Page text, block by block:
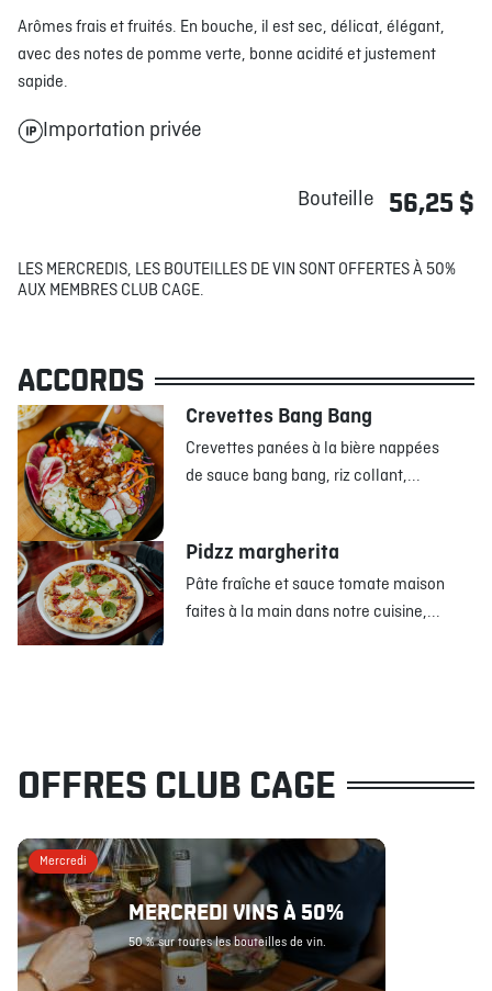
Arômes frais et fruités. En bouche, il est sec, délicat, élégant,
avec des notes de pomme verte, bonne acidité et justement
sapide.
Importation privée
Bouteille 56,25 $
LES MERCREDIS, LES BOUTEILLES DE VIN SONT OFFERTES À 50%
AUX MEMBRES CLUB CAGE.
ACCORDS
Crevettes Bang Bang
Crevettes panées à la bière nappées
de sauce bang bang, riz collant,...
Pidzz margherita
Pâte fraîche et sauce tomate maison
faites à la main dans notre cuisine,...
OFFRES CLUB CAGE
Mercredi
MERCREDI VINS À 50%
50 % sur toutes les bouteilles de vin.